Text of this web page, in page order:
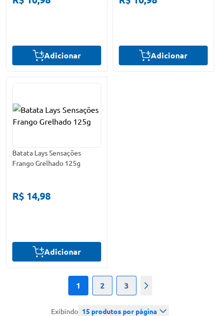
Adicionar Adicionar
Batata Lays Sensações
Frango Grelhado 125g
R$ 14,98
Adicionar
1 2 3 Próximo
Exibindo 15 produtos por página